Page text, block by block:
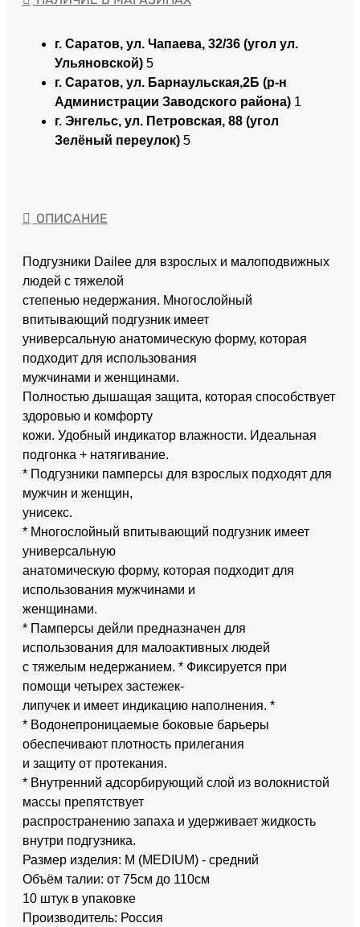
г. Саратов, ул. Чапаева, 32/36 (угол ул.
Ульяновской) 5
г. Саратов, ул. Барнаульская,2Б (р-н
Администрации Заводского района) 1
г. Энгельс, ул. Петровская, 88 (угол
Зелёный переулок) 5
ОПИСАНИЕ
Подгузники Dailee для взрослых и малоподвижных
людей с тяжелой
степенью недержания. Многослойный
впитывающий подгузник имеет
универсальную анатомическую форму, которая
подходит для использования
мужчинами и женщинами.
Полностью дышащая защита, которая способствует
здоровью и комфорту
кожи. Удобный индикатор влажности. Идеальная
подгонка + натягивание.
* Подгузники памперсы для взрослых подходят для
мужчин и женщин,
унисекс.
* Многослойный впитывающий подгузник имеет
универсальную
анатомическую форму, которая подходит для
использования мужчинами и
женщинами.
* Памперсы дейли предназначен для
использования для малоактивных людей
с тяжелым недержанием. * Фиксируется при
помощи четырех застежек-
липучек и имеет индикацию наполнения. *
* Водонепроницаемые боковые барьеры
обеспечивают плотность прилегания
и защиту от протекания.
* Внутренний адсорбирующий слой из волокнистой
массы препятствует
распространению запаха и удерживает жидкость
внутри подгузника.
Размер изделия: M (MEDIUM) - средний
Объём талии: от 75см до 110см
10 штук в упаковке
Производитель: Россия